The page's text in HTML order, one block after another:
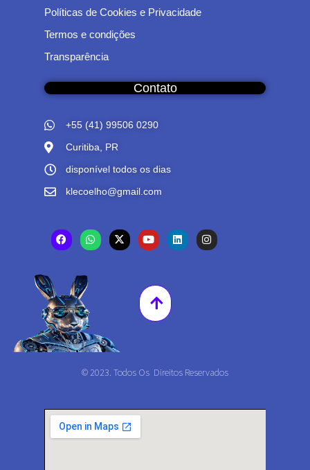
Políticas de Cookies e Privacidade
Termos e condições
Transparência
Contato
+55 (41) 99506 0290
Curitiba, PR
disponível todos os dias
klecoelho@gmail.com
© 2023. Todos Os Direitos Reservados